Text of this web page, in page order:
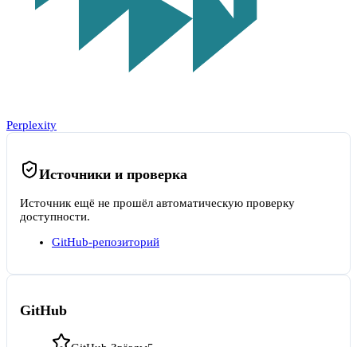
Perplexity
Источники и проверка
Источник ещё не прошёл автоматическую проверку
доступности.
GitHub-репозиторий
GitHub